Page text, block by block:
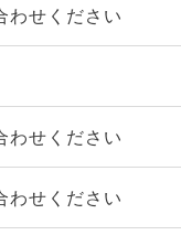
わせください
わせください
わせください